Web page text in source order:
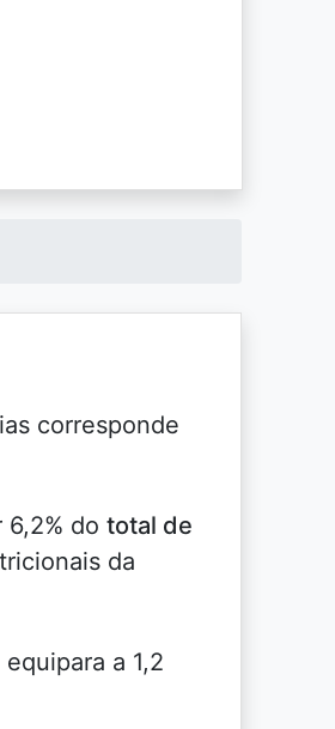
corresponde
do total de
da
a 1,2